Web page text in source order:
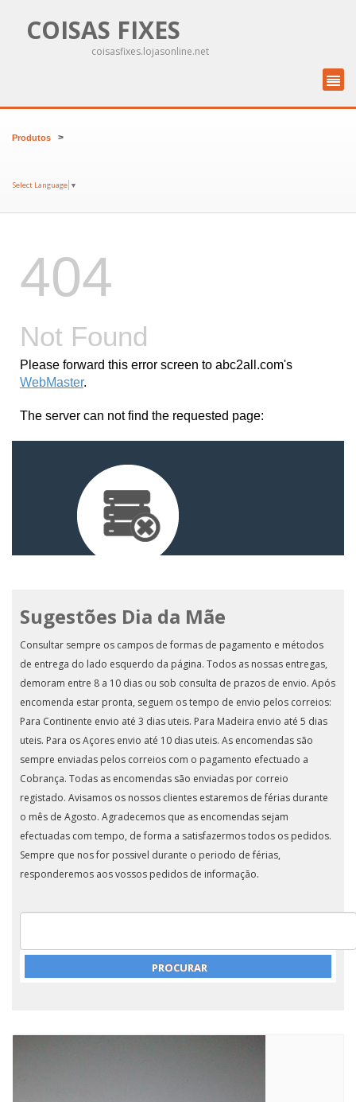
COISAS FIXES
coisasfixes.lojasonline.net
Produtos >
Select Language ▼
Sugestões Dia da Mãe
Consultar sempre os campos de formas de pagamento e métodos
de entrega do lado esquerdo da página. Todos as nossas entregas,
demoram entre 8 a 10 dias ou sob consulta de prazos de envio. Após
encomenda estar pronta, seguem os tempo de envio pelos correios:
Para Continente envio até 3 dias uteis. Para Madeira envio até 5 dias
uteis. Para os Açores envio até 10 dias uteis. As encomendas são
sempre enviadas pelos correios com o pagamento efectuado a
Cobrança. Todas as encomendas são enviadas por correio
registado. Avisamos os nossos clientes estaremos de férias durante
o mês de Agosto. Agradecemos que as encomendas sejam
efectuadas com tempo, de forma a satisfazermos todos os pedidos.
Sempre que nos for possivel durante o periodo de férias,
responderemos aos vossos pedidos de informação.